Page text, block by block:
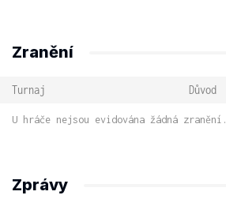
Zranění
Turnaj Důvod
U hráče nejsou evidována žádná zranění.
Zprávy